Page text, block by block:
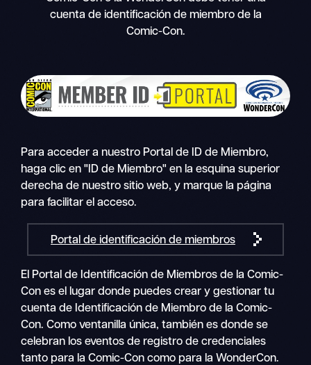
cuenta de identificación de miembro de la
Comic-Con.
Para acceder a nuestro Portal de ID de Miembro,
haga clic en "ID de Miembro" en la esquina superior
derecha de nuestro sitio web, y marque la página
para facilitar el acceso.
Portal de identificación de miembros
El Portal de Identificación de Miembros de la Comic-
Con es el lugar donde puedes crear y gestionar tu
cuenta de Identificación de Miembro de la Comic-
Con. Como ventanilla única, también es donde se
celebran los eventos de registro de credenciales
tanto para la Comic-Con como para la WonderCon.